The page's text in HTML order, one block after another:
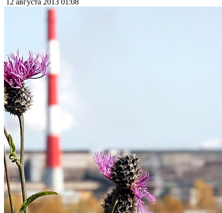
12 августа 2013 01:08